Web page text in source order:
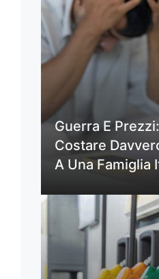
Guerra E
Costare
A Una Famiglia